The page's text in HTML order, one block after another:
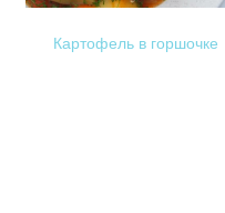
Картофель в горшочке